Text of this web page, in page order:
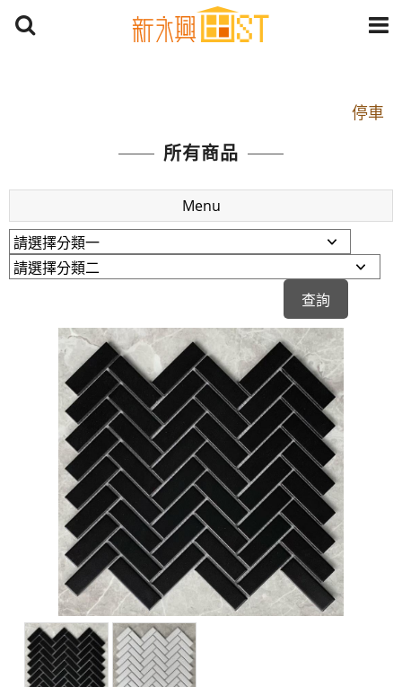
停車
捷運： 中和線【頂溪站 2 號出口】往中山路1段139
原Line已滿 無法加Line好友 請親愛的客戶加入
LINE官方帳號@a0975005573
開車：中山路1段 到永平路路口(樂華夜市口)門口可
停車
捷運： 中和線【頂溪站 2 號出口】往中山路1段139
號約10分鐘
原Line已滿 無法加Line好友 請親愛的客戶加入
LINE官方帳號@a0975005573
所有商品
Menu